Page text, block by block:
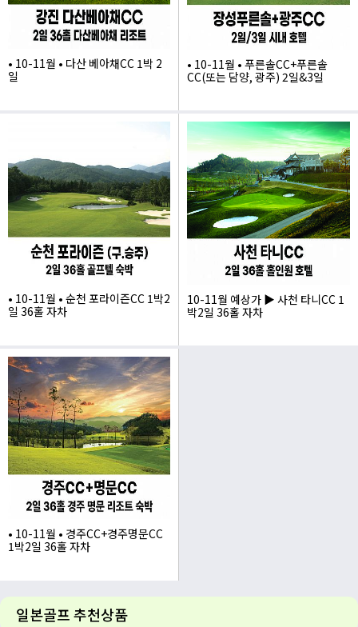
• 10-11월 • 다산 베아채CC 1박 2
일
405,000
• 10-11월 • 푸른솔CC+푸른솔
CC(또는 담양, 광주) 2일&3일
410,000
• 10-11월 • 순천 포라이즌CC 1박2
일 36홀 자차
385,000
10-11월 예상가 ▶ 사천 타니CC 1
박2일 36홀 자차
• 10-11월 • 경주CC+경주명문CC
1박2일 36홀 자차
일본골프 추천상품